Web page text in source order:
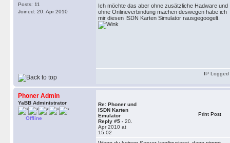
Posts: 11
Joined: 20. Apr 2010
Ich möchte das aber ohne zusätzliche Hadware und
ohne Onlineverbindung machen deswegen habe ich
mir diesen ISDN Karten Simulator rausgegoogelt.
IP Logged
Phoner Admin
YaBB Administrator
Offline
Re: Phoner und
ISDN Karten
Emulator
Reply #5 - 20.
Apr 2010 at
15:02
Print Post